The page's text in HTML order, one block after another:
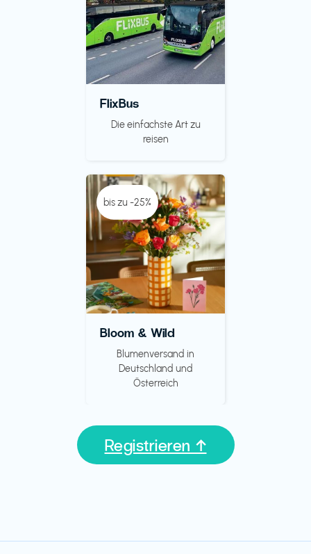
FlixBus
Die einfachste Art zu
reisen
bis zu -25%
Bloom & Wild
Blumenversand in
Deutschland und
Österreich
Registrieren ↑